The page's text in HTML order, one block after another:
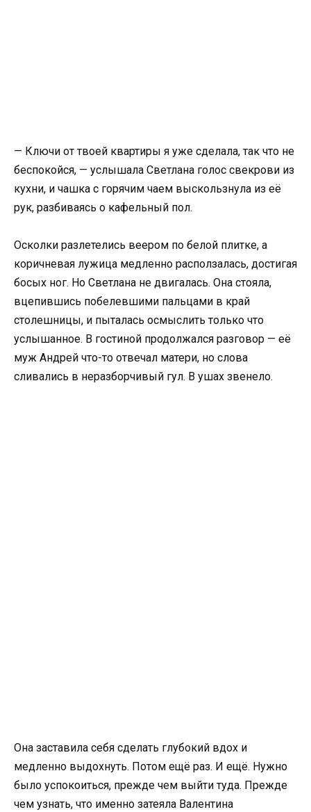
— Ключи от твоей квартиры я уже сделала, так что не
беспокойся, — услышала Светлана голос свекрови из
кухни, и чашка с горячим чаем выскользнула из её
рук, разбиваясь о кафельный пол.
Осколки разлетелись веером по белой плитке, а
коричневая лужица медленно расползалась, достигая
босых ног. Но Светлана не двигалась. Она стояла,
вцепившись побелевшими пальцами в край
столешницы, и пыталась осмыслить только что
услышанное. В гостиной продолжался разговор — её
муж Андрей что-то отвечал матери, но слова
сливались в неразборчивый гул. В ушах звенело.
Она заставила себя сделать глубокий вдох и
медленно выдохнуть. Потом ещё раз. И ещё. Нужно
было успокоиться, прежде чем выйти туда. Прежде
чем узнать, что именно затеяла Валентина